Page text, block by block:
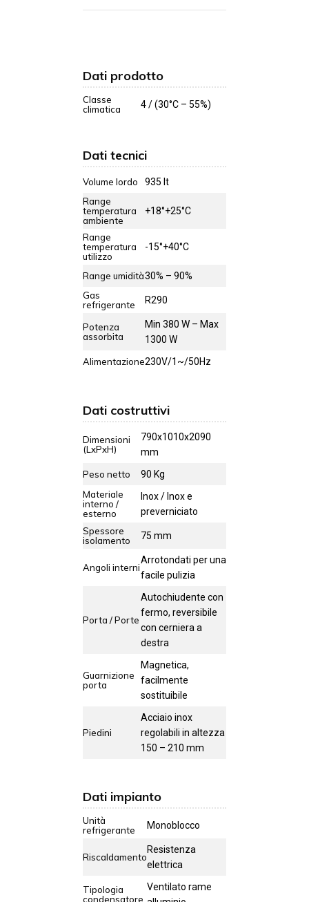
Dati prodotto
Classe
climatica
4 / (30°C – 55%)
Dati tecnici
Volume lordo
935 lt
Range
temperatura
ambiente
+18°+25°C
Range
temperatura
utilizzo
-15°+40°C
Range umidità30% – 90%
Gas
refrigerante
R290
Potenza
assorbita
Min 380 W – Max
1300 W
Alimentazione230V/1~/50Hz
Dati costruttivi
Dimensioni
(LxPxH)
790x1010x2090
mm
Peso netto
90 Kg
Materiale
interno /
esterno
Inox / Inox e
preverniciato
Spessore
isolamento
75 mm
Angoli interni
Arrotondati per una
facile pulizia
Porta / Porte
Autochiudente con
fermo, reversibile
con cerniera a
destra
Guarnizione
porta
Magnetica,
facilmente
sostituibile
Piedini
Acciaio inox
regolabili in altezza
150 – 210 mm
Dati impianto
Unità
refrigerante
Monoblocco
Riscaldamento
Resistenza
elettrica
Tipologia
condensatore
Ventilato rame